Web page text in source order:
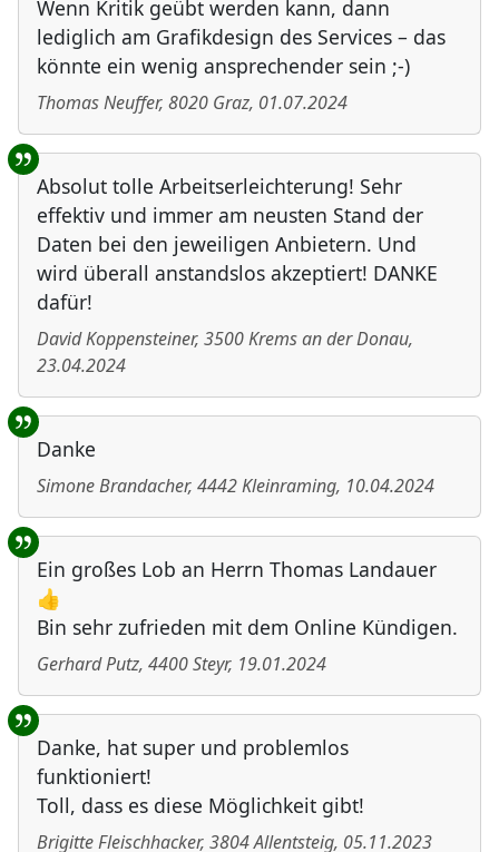
Wenn Kritik geübt werden kann, dann
lediglich am Grafikdesign des Services – das
könnte ein wenig ansprechender sein ;-)
Thomas Neuffer, 8020 Graz, 01.07.2024
Absolut tolle Arbeitserleichterung! Sehr
effektiv und immer am neusten Stand der
Daten bei den jeweiligen Anbietern. Und
wird überall anstandslos akzeptiert! DANKE
dafür!
David Koppensteiner, 3500Krems an der Donau,
23.04.2024
Danke
Simone Brandacher, 4442Kleinraming, 10.04.2024
Ein großes Lob an Herrn Thomas Landauer
👍
Bin sehr zufrieden mit dem Online Kündigen.
Gerhard Putz, 4400Steyr, 19.01.2024
Danke, hat super und problemlos
funktioniert!
Toll, dass es diese Möglichkeit gibt!
Brigitte Fleischhacker, 3804Allentsteig, 05.11.2023